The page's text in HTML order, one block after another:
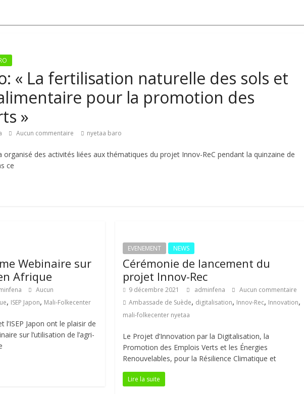
« La fertilisation naturelle des sols et
pour la promotion des
»
Aucun commentaire nyetaa baro
organisé des activités liées aux thématiques du projet Innov-ReC pendant la quinzaine de
ce
Webinaire sur
Afrique
Aucun
, ISEP Japon, Mali-Folkecenter
Japon ont le plaisir de
sur l’utilisation de l’agri-
EVENEMENT NEWS
Cérémonie de lancement du
projet Innov-Rec
9 décembre 2021 adminfena
Aucun commentaire
Ambassade de Suède, digitalisation, Innov-Rec, Innovation,
mali-folkecenter nyetaa
Le Projet d’Innovation par la Digitalisation, la
Promotion des Emplois Verts et les Énergies
Renouvelables, pour la Résilience Climatique et
Lire la suite